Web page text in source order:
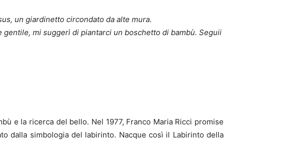
un giardinetto circondato da alte mura.
mi suggerì di piantarci un boschetto di bambù. Seguii
e la ricerca del bello. Nel 1977, Franco Maria Ricci promise
dalla simbologia del labirinto. Nacque così il Labirinto della